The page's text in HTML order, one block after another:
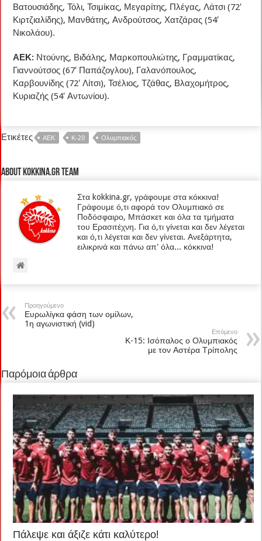
Βατουσιάδης, Τόλι, Τσιμίκας, Μεγαρίτης, Πλέγας, Λάτσι (72′
Κιρτζιαλίδης), Μανθάτης, Ανδρούτσος, Χατζάρας (54′
Νικολάου).
ΑΕΚ: Ντούνης, Βιδάλης, Μαρκοπουλιώτης, Γραμματίκας,
Γιαννούτσος (67′ Παπάζογλου), Γαλανόπουλος,
Καρβουνίδης (72′ Λίτσι), Τσέλιος, Τζάθας, Βλαχομήτρος,
Κυριαζής (54′ Αντωνίου).
Ετικέτες ΑΕΚ Κ-20 Ολυμπιακός
About kokkina.gr TEAM
Στα kokkina.gr, γράφουμε στα κόκκινα!
Γράφουμε ό,τι αφορά τον Ολυμπιακό σε
Ποδόσφαιρο, Μπάσκετ και όλα τα τμήματα
του Ερασιτέχνη. Για ό,τι γίνεται και δεν λέγεται
και ό,τι λέγεται και δεν γίνεται. Ανεξάρτητα,
ειλικρινά και πάνω απ' όλα... κόκκινα!
Προηγούμενο
Ευρωλίγκα φάση των ομίλων,
1η αγωνιστική (vid)
Επόμενο
Κ-15: Ισόπαλος ο Ολυμπιακός
με τον Αστέρα Τρίπολης
Παρόμοια άρθρα
Πάλεψε και άξιζε κάτι καλύτερο!